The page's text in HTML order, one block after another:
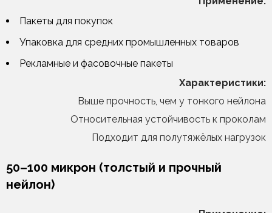
Пакеты для покупок
Упаковка для средних промышленных товаров
Рекламные и фасовочные пакеты
Характеристики:
Выше прочность, чем у тонкого нейлона
Относительная устойчивость к проколам
Подходит для полутяжёлых нагрузок
50–100 микрон (толстый и прочный
нейлон)